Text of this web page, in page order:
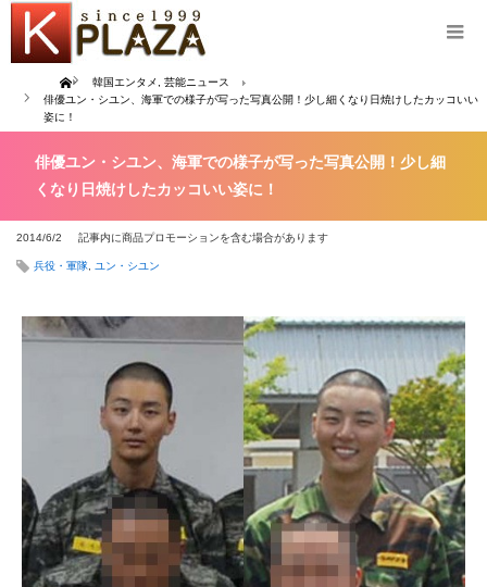
Home 韓国エンタメ
芸能ニュース
俳優ユン・シユン、海軍での様子が写った写真公開！少し細くなり日焼けしたカッコいい
姿に！
俳優ユン・シユン、海軍での様子が写った写真公開！少し細
くなり日焼けしたカッコいい姿に！
2014/6/2 記事内に商品プロモーションを含む場合があります
兵役・軍隊 ユン・シユン